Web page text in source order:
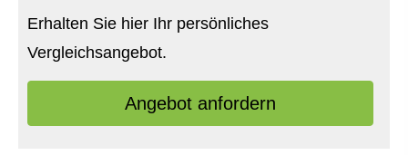
Erhalten Sie hier Ihr persönliches
Vergleichsangebot.
An­ge­bot an­for­dern